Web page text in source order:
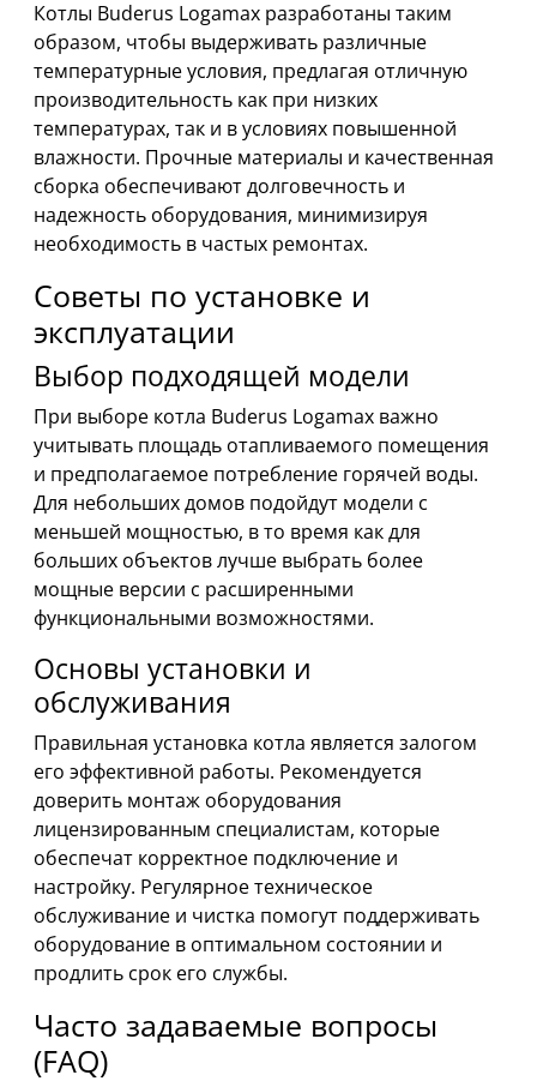
Котлы Buderus Logamax разработаны таким
образом, чтобы выдерживать различные
температурные условия, предлагая отличную
производительность как при низких
температурах, так и в условиях повышенной
влажности. Прочные материалы и качественная
сборка обеспечивают долговечность и
надежность оборудования, минимизируя
необходимость в частых ремонтах.
Советы по установке и
эксплуатации
Выбор подходящей модели
При выборе котла Buderus Logamax важно
учитывать площадь отапливаемого помещения
и предполагаемое потребление горячей воды.
Для небольших домов подойдут модели с
меньшей мощностью, в то время как для
больших объектов лучше выбрать более
мощные версии с расширенными
функциональными возможностями.
Основы установки и
обслуживания
Правильная установка котла является залогом
его эффективной работы. Рекомендуется
доверить монтаж оборудования
лицензированным специалистам, которые
обеспечат корректное подключение и
настройку. Регулярное техническое
обслуживание и чистка помогут поддерживать
оборудование в оптимальном состоянии и
продлить срок его службы.
Часто задаваемые вопросы
(FAQ)